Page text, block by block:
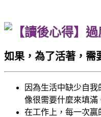
如果，為了活著，需
因為生活中缺少自
像很需要什麼來填滿
在工作上，每一次贏